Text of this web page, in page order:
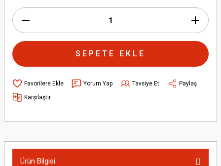
SEPETE EKLE
Yorum Yap Tavsiye Et
Paylaş
Karşılaştır
Ürün Bilgisi